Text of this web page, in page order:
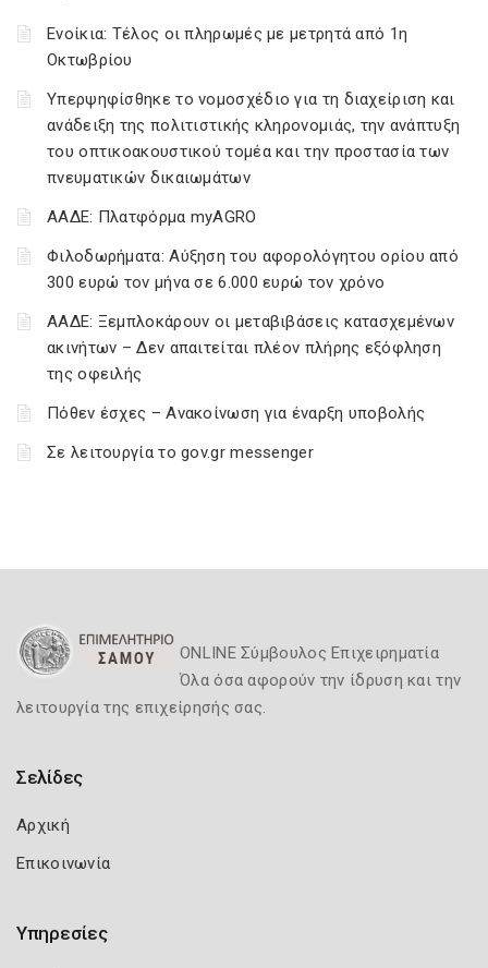
Ενοίκια: Τέλος οι πληρωμές με μετρητά από 1η
Οκτωβρίου
Υπερψηφίσθηκε το νομοσχέδιο για τη διαχείριση και
ανάδειξη της πολιτιστικής κληρονομιάς, την ανάπτυξη
του οπτικοακουστικού τομέα και την προστασία των
πνευματικών δικαιωμάτων
ΑΑΔΕ: Πλατφόρμα myAGRO
Φιλοδωρήματα: Αύξηση του αφορολόγητου ορίου από
300 ευρώ τον μήνα σε 6.000 ευρώ τον χρόνο
ΑΑΔΕ: Ξεμπλοκάρουν οι μεταβιβάσεις κατασχεμένων
ακινήτων – Δεν απαιτείται πλέον πλήρης εξόφληση
της οφειλής
Πόθεν έσχες – Ανακοίνωση για έναρξη υποβολής
Σε λειτουργία το gov.gr messenger
ONLINE Σύμβουλος Επιχειρηματία
Όλα όσα αφορούν την ίδρυση και την
λειτουργία της επιχείρησής σας.
Σελίδες
Αρχική
Επικοινωνία
Υπηρεσίες